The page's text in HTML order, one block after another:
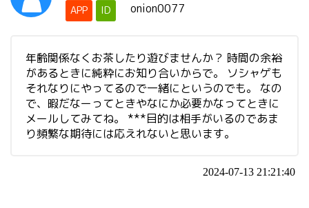
APP ID onion0077
年齢関係なくお茶したり遊びませんか？ 時間の余裕
があるときに純粋にお知り合いからで。 ソシャゲも
それなりにやってるので一緒にというのでも。 なの
で、暇だなーってときやなにか必要かなってときに
メールしてみてね。 ***目的は相手がいるのであま
り頻繁な期待には応えれないと思います。
2024-07-13 21:21:40